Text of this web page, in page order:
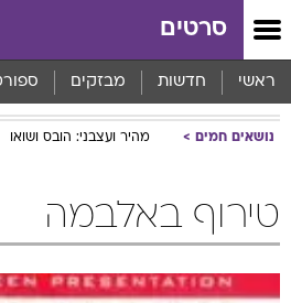
סרטים
ראשי חדשות מבזקים
נושאים חמים מהיר ועצבני: הובס ושואו
טירוף באלבמה